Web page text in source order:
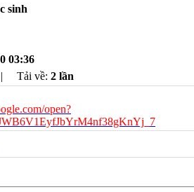
sinh
03:36
| Tải về: 2 lần
open?